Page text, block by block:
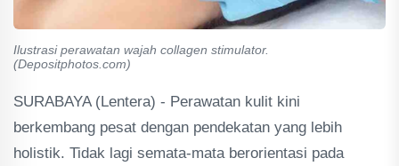
Ilustrasi perawatan wajah collagen stimulator.
(Depositphotos.com)
SURABAYA (Lentera) - Perawatan kulit kini
berkembang pesat dengan pendekatan yang lebih
holistik. Tidak lagi semata-mata berorientasi pada